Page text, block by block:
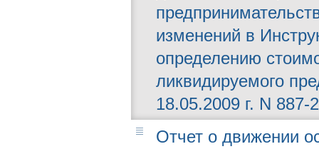
изменений в
определению
ликвидируемого
18.05.2009 г. N 887-
Отчет о движении